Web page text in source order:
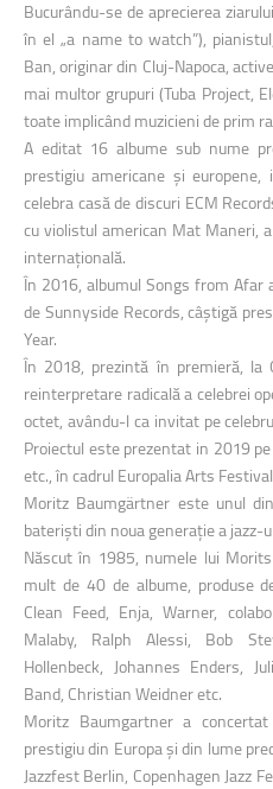
Bucurându-se de aprecierea
în el „a name to watch”),
Ban, originar din Cluj-Napoca,
mai multor grupuri (Tuba Project,
toate implicând muzicieni de prim
A editat 16 albume sub nume
prestigiu americane și
celebra casă de discuri ECM
cu violistul american Mat Maneri,
internațională.
În 2016, albumul Songs from Afar
de Sunnyside Records, câștigă
Year.
În 2018, prezintă în premieră, la
reinterpretare radicală a celebrei
octet, avându-l ca invitat pe
Proiectul este prezentat in 2019
etc., în cadrul Europalia Arts
Moritz Baumgärtner este unul
bateriști din noua generație a jazz-
Născut în 1985, numele lui
mult de 40 de albume, produse
Clean Feed, Enja, Warner,
Malaby, Ralph Alessi, Bob
Hollenbeck, Johannes Enders,
Band, Christian Weidner etc.
Moritz Baumgartner a
prestigiu din Europa și din lume
Jazzfest Berlin, Copenhagen Jazz